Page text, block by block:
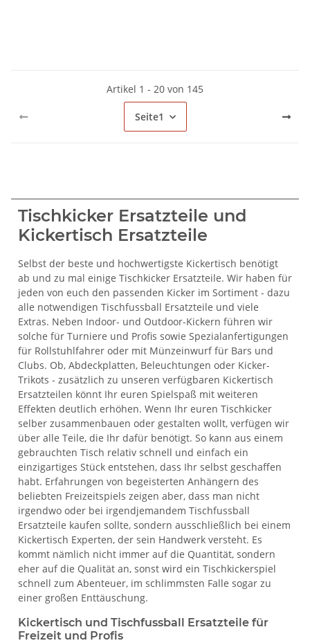
Artikel 1 - 20 von 145
Seite1
Tischkicker Ersatzteile und
Kickertisch Ersatzteile
Selbst der beste und hochwertigste Kickertisch benötigt
ab und zu mal einige Tischkicker Ersatzteile. Wir haben für
jeden von euch den passenden Kicker im Sortiment - dazu
alle notwendigen Tischfussball Ersatzteile und viele
Extras. Neben Indoor- und Outdoor-Kickern führen wir
solche für Turniere und Profis sowie Spezialanfertigungen
für Rollstuhlfahrer oder mit Münzeinwurf für Bars und
Clubs. Ob, Abdeckplatten, Beleuchtungen oder Kicker-
Trikots - zusätzlich zu unseren verfügbaren Kickertisch
Ersatzteilen könnt Ihr euren Spielspaß mit weiteren
Effekten deutlich erhöhen. Wenn Ihr euren Tischkicker
selber zusammenbauen oder gestalten wollt, verfügen wir
über alle Teile, die Ihr dafür benötigt. So kann aus einem
gebrauchten Tisch relativ schnell und einfach ein
einzigartiges Stück entstehen, dass Ihr selbst geschaffen
habt. Erfahrungen von begeisterten Anhängern des
beliebten Freizeitspiels zeigen aber, dass man nicht
irgendwo oder bei irgendjemandem Tischfussball
Ersatzteile kaufen sollte, sondern ausschließlich bei einem
Kickertisch Experten, der sein Handwerk versteht. Es
kommt nämlich nicht immer auf die Quantität, sondern
eher auf die Qualität an, sonst wird ein Tischkickerspiel
schnell zum Abenteuer, im schlimmsten Falle sogar zu
einer großen Enttäuschung.
Kickertisch und Tischfussball Ersatzteile für
Freizeit und Profis